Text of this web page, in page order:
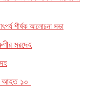
শীর্ষক আলোচনা সভা